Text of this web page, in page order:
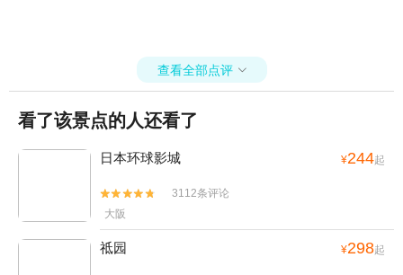
御守都可以在这边寻找。御守就类似于护身符的作用~来日本一定会求
的~正殿后面挂满许愿牌子~虽然我没看到在哪里可以买……其实来这
嘞，其实我们真的来早了，叶子比谁都绿！ 今年开放时间是：10月25
晚上8点 入口处买票，这个也是800日元！但是红叶季可能比较美！比
红桥如果布满红叶一定很美~从北野天满宫出来，在门口跟一个阿姨买
了一份章鱼小丸子~
了。北野天满宫是祈求学业顺利的神社，所以来这里的学生还挺多
的。神社的规模不小，参拜，祈福，绘马都分立在不同的区域。 逛着
逛着，我们居然撞见了鸟居。这么一来食之无味弃之可惜，一直犹豫
要不要加入行程单的伏见稻荷就不用去了~Nice！
查看全部点评 
看了该景点的人还看了
日本环球影城 ¥244起


3112条评论
大阪
祗园 ¥298起